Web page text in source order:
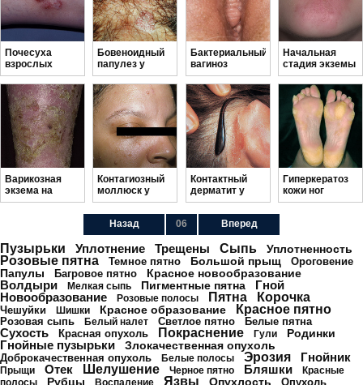
Почесуха
взрослых
Бовеноидный
папулез у
мужчин
Бактериальный
вагиноз
симптомы
Начальная
стадия экземы
на лице
Варикозная
экзема на
ногах
Контагиозный
моллюск у
женщин на
лице
Контактный
дерматит у
взрослых
Гиперкератоз
кожи ног
Назад 06 Вперед
Пузырьки Уплотнение Трещены Сыпь Уплотненность
Розовые пятна Темное пятно Большой прыщ Ороговение
Папулы Багровое пятно Красное новообразование
Волдыри Мелкая сыпь Пигментные пятна
Гной
Новообразование
Розовые полосы Пятна Корочка
Чешуйки Шишки Красное образование Красное пятно
Розовая сыпь Белый налет Светлое пятно Белые пятна
Сухость Красная опухоль Покраснение Гули Родинки
Гнойные пузырьки Злокачественная опухоль
Доброкачественная опухоль Белые полосы Эрозия Гнойник
Прыщи Отек Шелушение Черное пятно Бляшки
Красные
Рубцы Язвы Опухлость Опухоль